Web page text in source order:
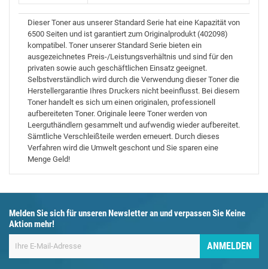
Dieser Toner aus unserer Standard Serie hat eine Kapazität von
6500 Seiten und ist garantiert zum Originalprodukt (402098)
kompatibel. Toner unserer Standard Serie bieten ein
ausgezeichnetes Preis-/Leistungsverhältnis und sind für den
privaten sowie auch geschäftlichen Einsatz geeignet.
Selbstverständlich wird durch die Verwendung dieser Toner die
Herstellergarantie Ihres Druckers nicht beeinflusst. Bei diesem
Toner handelt es sich um einen originalen, professionell
aufbereiteten Toner. Originale leere Toner werden von
Leerguthändlern gesammelt und aufwendig wieder aufbereitet.
Sämtliche Verschleißteile werden erneuert. Durch dieses
Verfahren wird die Umwelt geschont und Sie sparen eine
Menge Geld!
Melden Sie sich für unseren Newsletter an und verpassen Sie Keine
Aktion mehr!
ANMELDEN